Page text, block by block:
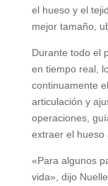
el hueso y el
mejor tamaño,
Durante todo el
en tiempo real,
continuamente
articulación y
operaciones,
extraer el hueso
«Para algunos
vida», dijo